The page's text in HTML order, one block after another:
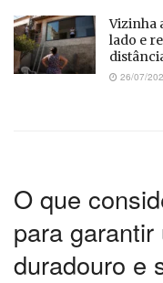
Vizinha
lado e
26/07/
O que
para
duradouro e